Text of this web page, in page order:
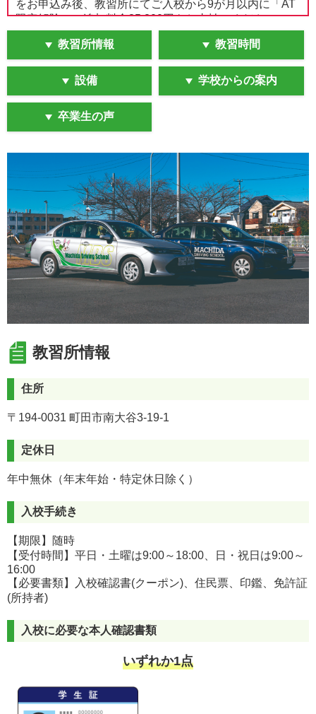
をお申込み後、教習所にてご入校から9が月以内に「AT
限定解除」の追加料金35,200円をお支払いください。
※「AT限定解除」は再審査時に追加料金が発生します。
普通車MTの技能教習の流れについては、下記ページの
「Cパターン」をご確認ください。
https://manabi.univcoop.or.jp/drive/tsugaku/tk/pdf/
【二輪車の受付休止について】
組合員の皆さまにはご迷惑をおかけしますが、ご了承の
ほどお願いいたします。
教習所情報 教習時間
設備 学校からの案内
卒業生の声
教習所情報
住所
〒194-0031 町田市南大谷3-19-1
定休日
年中無休（年末年始・特定休日除く）
入校手続き
【期限】随時
【受付時間】平日・土曜は9:00～18:00、日・祝日は9:00～
16:00
【必要書類】入校確認書(クーポン)、住民票、印鑑、免許証
(所持者)
入校に必要な本人確認書類
いずれか1点